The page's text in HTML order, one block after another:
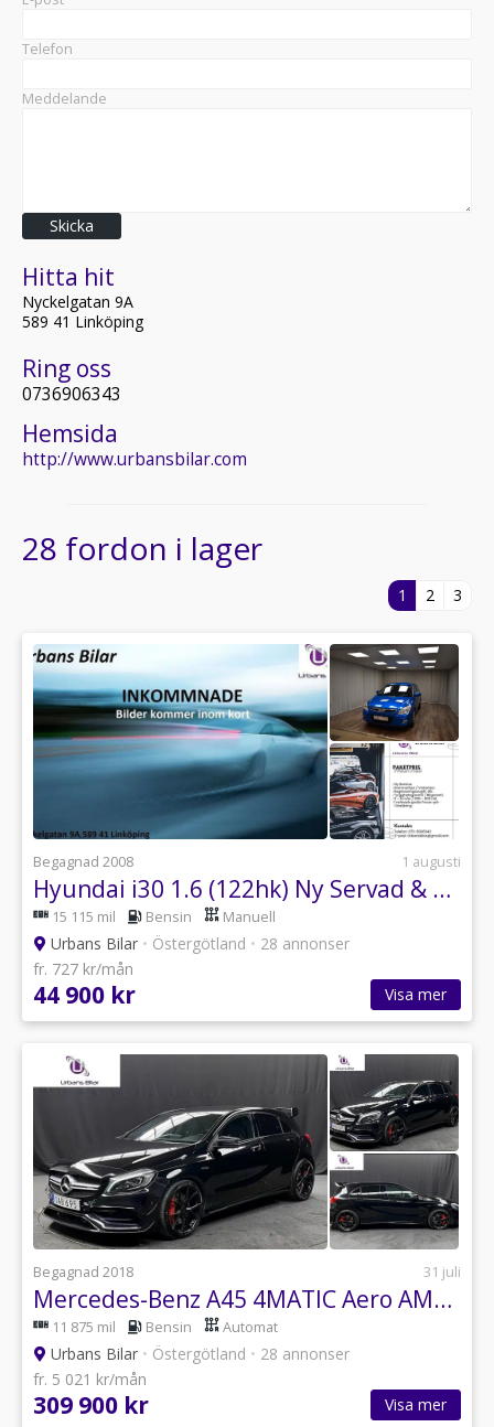
Telefon
Meddelande
Skicka
Hitta hit
Nyckelgatan 9A
589 41 Linköping
Ring oss
0736906343
Hemsida
http://www.urbansbilar.com
28 fordon i lager
1 2 3
Begagnad 2008 1 augusti
Hyundai i30 1.6 (122hk) Ny Servad & Besiktad *15115 mil* 3,99%
15 115 mil Bensin Manuell
Urbans Bilar • Östergötland • 28 annonser
fr. 727 kr/mån
44 900 kr Visa mer
Begagnad 2018 31 juli
Mercedes-Benz A45 4MATIC Aero AMG Dynamic Plus 381hk AMG-Skalstolar
11 875 mil Bensin Automat
Urbans Bilar • Östergötland • 28 annonser
fr. 5 021 kr/mån
309 900 kr Visa mer